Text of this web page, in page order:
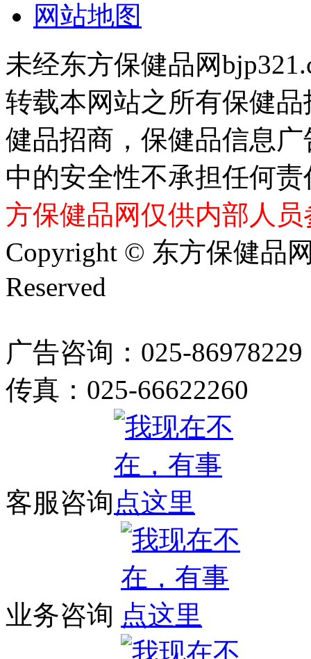
网站地图
未经东方保健品网
转载本网站之所有保健
健品招商，保健品信息
中的安全性不承担任何
方保健品网仅供内部人
Copyright © 东方保健品
Reserved
广告咨询：025-86978229
传真：025-66622260
客服咨询
业务咨询